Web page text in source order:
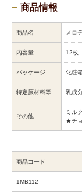
商品情報
商品名 メロ
内容量 12枚
パッケージ 化粧
特定原材料等 乳成
その他
ミル
★チ
商品コード
1MB112